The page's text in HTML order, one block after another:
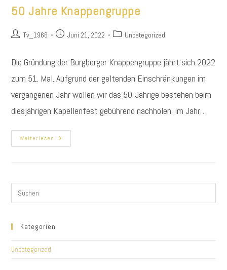
50 Jahre Knappengruppe
Beitrags-Tv_1966
BeitragJuni 21, 2022
Beitrags-Uncategorized
Die Gründung der Burgberger Knappengruppe jährt sich 2022
zum 51. Mal. Aufgrund der geltenden Einschränkungen im
vergangenen Jahr wollen wir das 50-Jährige bestehen beim
diesjährigen Kapellenfest gebührend nachholen. Im Jahr…
Weiterlesen 50
Jahre
Kategorien
Uncategorized